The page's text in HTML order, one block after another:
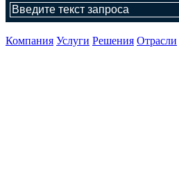
Компания Услуги Решения Отрасли